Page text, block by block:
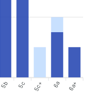
5b 5c 5c+ 6a 6a+